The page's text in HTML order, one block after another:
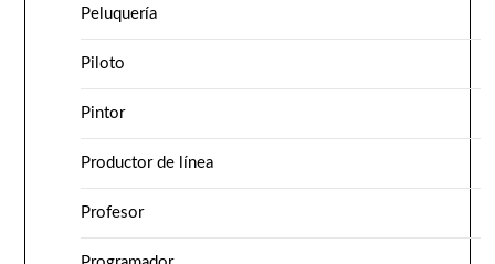
Peluquería
Piloto
Pintor
Productor de línea
Profesor